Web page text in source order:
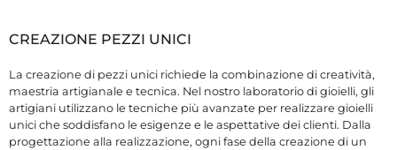
CREAZIONE PEZZI UNICI
La creazione di pezzi unici richiede la combinazione di creatività,
maestria artigianale e tecnica. Nel nostro laboratorio di gioielli, gli
artigiani utilizzano le tecniche più avanzate per realizzare gioielli
unici che soddisfano le esigenze e le aspettative dei clienti. Dalla
progettazione alla realizzazione, ogni fase della creazione di un